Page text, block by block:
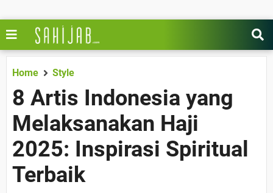
Home Style
8 Artis Indonesia yang
Melaksanakan Haji
2025: Inspirasi Spiritual
Terbaik